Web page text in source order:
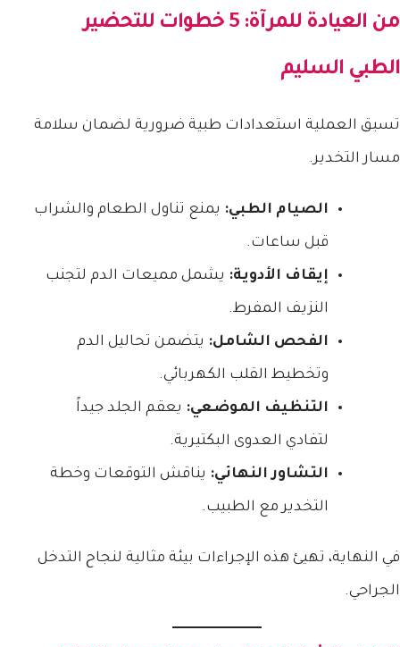
من العيادة للمرآة: 5 خطوات للتحضير
الطبي السليم
تسبق العملية استعدادات طبية ضرورية لضمان سلامة
مسار التخدير.
الصيام الطبي: يمنع تناول الطعام والشراب
قبل ساعات.
إيقاف الأدوية: يشمل مميعات الدم لتجنب
النزيف المفرط.
الفحص الشامل: يتضمن تحاليل الدم
وتخطيط القلب الكهربائي.
التنظيف الموضعي: يعقم الجلد جيداً
لتفادي العدوى البكتيرية.
التشاور النهائي: يناقش التوقعات وخطة
التخدير مع الطبيب.
في النهاية، تهيئ هذه الإجراءات بيئة مثالية لنجاح التدخل
الجراحي.